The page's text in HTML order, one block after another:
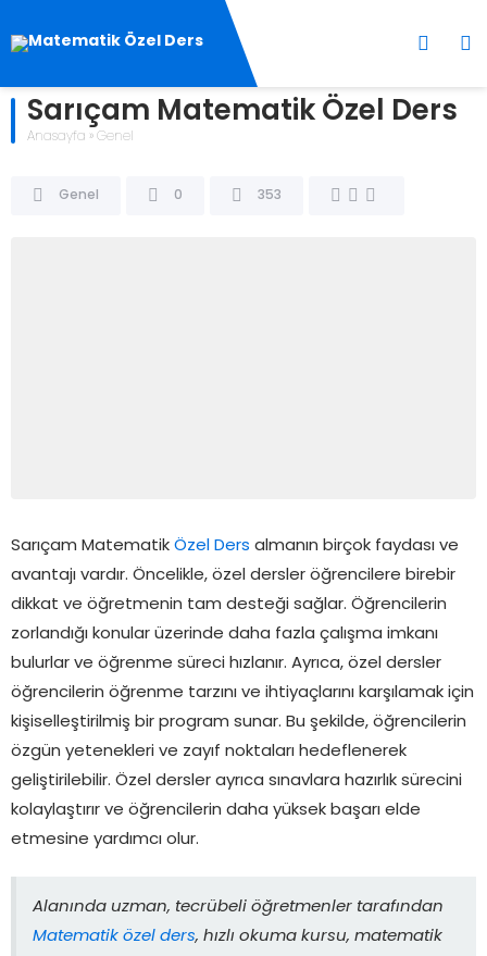
Sarıçam Matematik Özel Ders
Anasayfa » Genel
Genel 0 353
Sarıçam Matematik Özel Ders almanın birçok faydası ve
avantajı vardır. Öncelikle, özel dersler öğrencilere birebir
dikkat ve öğretmenin tam desteği sağlar. Öğrencilerin
zorlandığı konular üzerinde daha fazla çalışma imkanı
bulurlar ve öğrenme süreci hızlanır. Ayrıca, özel dersler
öğrencilerin öğrenme tarzını ve ihtiyaçlarını karşılamak için
kişiselleştirilmiş bir program sunar. Bu şekilde, öğrencilerin
özgün yetenekleri ve zayıf noktaları hedeflenerek
geliştirilebilir. Özel dersler ayrıca sınavlara hazırlık sürecini
kolaylaştırır ve öğrencilerin daha yüksek başarı elde
etmesine yardımcı olur.
Alanında uzman, tecrübeli öğretmenler tarafından
Matematik özel ders, hızlı okuma kursu, matematik